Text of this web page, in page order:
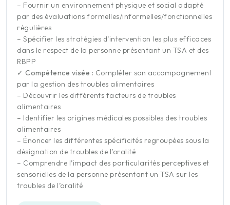
– Fournir un environnement physique et social adapté
par des évaluations formelles/informelles/fonctionnelles
régulières
– Spécifier les stratégies d’intervention les plus efficaces
dans le respect de la personne présentant un TSA et des
RBPP
✓ Compétence visée : Compléter son accompagnement
par la gestion des troubles alimentaires
– Découvrir les différents facteurs de troubles
alimentaires
– Identifier les origines médicales possibles des troubles
alimentaires
– Énoncer les différentes spécificités regroupées sous la
désignation de troubles de l’oralité
– Comprendre l’impact des particularités perceptives et
sensorielles de la personne présentant un TSA sur les
troubles de l’oralité